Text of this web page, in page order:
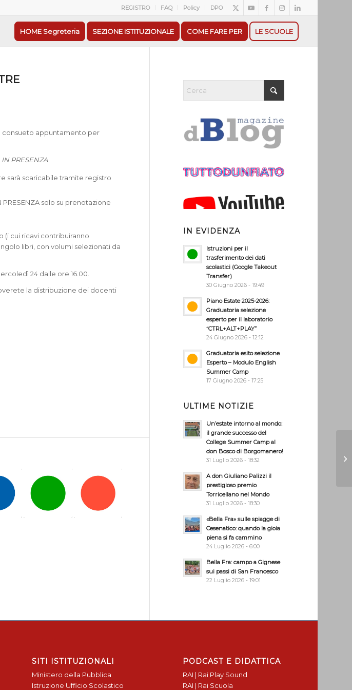
REGISTRO FAQ Policy DPO
HOME Segreteria SEZIONE ISTITUZIONALE COME FARE PER LE SCUOLE
consueto appuntamento per
IN PRESENZA
sarà scaricabile tramite registro
solo su prenotazione
(i cui ricavi contribuiranno
libri, con volumi selezionati da
24 dalle ore 16.00.
la distribuzione dei docenti
IN EVIDENZA
Istruzioni per il
trasferimento dei dati
scolastici (Google Takeout
Transfer)
30 Giugno 2026 - 19:49
Piano Estate 2025-2026:
Graduatoria selezione
esperto per il laboratorio
“CTRL+ALT+PLAY”
24 Giugno 2026 - 12:12
Graduatoria esito selezione
Esperto – Modulo English
Summer Camp
17 Giugno 2026 - 17:25
ULTIME NOTIZIE
Un’estate intorno al mondo:
il grande successo del
College Summer Camp al
don Bosco di Borgomanero!
31 Luglio 2026 - 18:32
A don Giuliano Palizzi il
prestigioso premio
Torricellano nel Mondo
31 Luglio 2026 - 18:30
«Bella Fra» sulle spiagge di
Cesenatico: quando la gioia
piena si fa cammino
24 Luglio 2026 - 6:00
Bella Fra: campo a Gignese
sui passi di San Francesco
22 Luglio 2026 - 19:01
SITI ISTITUZIONALI
Ministero della Pubblica
Istruzione Ufficio Scolastico
PODCAST E DIDATTICA
RAI | Rai Play Sound
RAI | Rai Scuola